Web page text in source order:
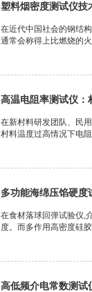
塑料烟密度测试仪技
在近代中国社会的钢结
通常会称得上比燃烧的
高温电阻率测试仪：
在新村料研发团队、民
村料温度过高情况下电
多功能海绵压馅硬度
在食材落球回弹试验仪,
度。而多作用高密度硅
高低频介电常数测试